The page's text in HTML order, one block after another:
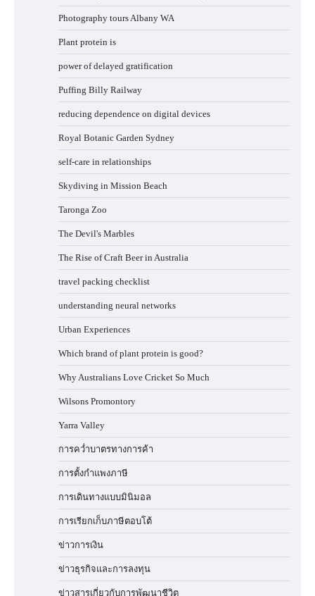
Photography tours Albany WA
Plant protein is
power of delayed gratification
Puffing Billy Railway
reducing dependence on digital devices
Royal Botanic Garden Sydney
self-care in relationships
Skydiving in Mission Beach
Taronga Zoo
The Devil's Marbles
The Rise of Craft Beer in Australia
travel packing checklist
understanding neural networks
Urban Experiences
Which brand of plant protein is good?
Why Australians Love Cricket So Much
Wilsons Promontory
Yarra Valley
การคว่ำบาตรทางการค้า
การตั้งกำแพงภาษี
การเดินทางแบบมินิมอล
การเรียกเก็บภาษีตอบโต้
ข่าวการเงิน
ข่าวธุรกิจและการลงทุน
ข่าวสารเกี่ยวกับการพัฒนาชีวิต